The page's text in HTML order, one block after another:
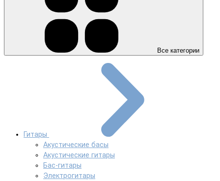
Все категории
Гитары
Акустические басы
Акустические гитары
Бас-гитары
Электрогитары